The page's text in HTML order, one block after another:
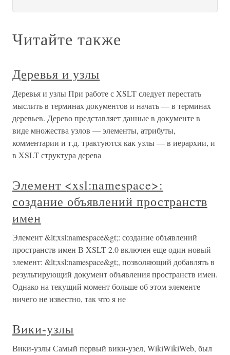
Читайте также
Деревья и узлы
Деревья и узлы При работе с XSLT следует перестать
мыслить в терминах документов и начать — в терминах
деревьев. Дерево представляет данные в документе в
виде множества узлов — элементы, атрибуты,
комментарии и т.д. трактуются как узлы — в иерархии, и
в XSLT структура дерева
Элемент <xsl:namespace>:
создание объявлений пространств
имен
Элемент &lt;xsl:namespace&gt;: создание объявлений
пространств имен В XSLT 2.0 включен еще один новый
элемент: &lt;xsl:namespace&gt;, позволяющий добавлять в
результирующий документ объявления пространств имен.
Однако на текущий момент больше об этом элементе
ничего не известно, так что я не
Вики-узлы
Вики-узлы Самый первый вики-узел, WikiWikiWeb, был